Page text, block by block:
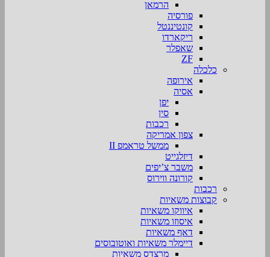
הרמאן
פורסיה
קונטיננטל
ריקארדו
שאפלר
ZF
כלכלה
אירופה
אסיה
יפן
סין
רכבות
צפון אמריקה
ממשל טראמפ II
דיזלגייט
משבר צ’יפים
קורונה ווירוס
רכבות
קבוצות משאיות
איווקו משאיות
איסוזו משאיות
דאף משאיות
דיימלר משאיות ואוטובוסים
מרצדס משאיות